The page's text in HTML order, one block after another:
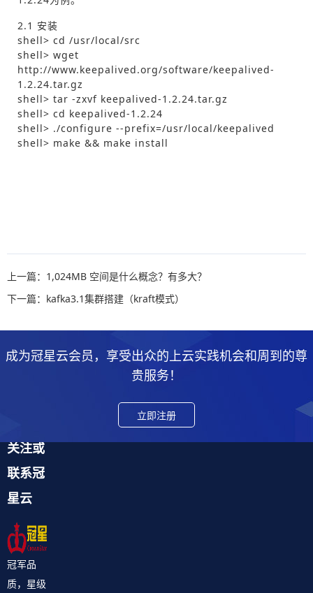
2.1 安装
shell> cd /usr/local/src
shell> wget
http://www.keepalived.org/software/keepalived-
1.2.24.tar.gz
shell> tar -zxvf keepalived-1.2.24.tar.gz
shell> cd keepalived-1.2.24
shell> ./configure --prefix=/usr/local/keepalived
shell> make && make install
上一篇：1,024MB 空间是什么概念？有多大？
下一篇：kafka3.1集群搭建（kraft模式）
成为冠星云会员，享受出众的上云实践机会和周到的尊
贵服务！
立即注册
关注或
联系冠
星云
冠军品
质，星级